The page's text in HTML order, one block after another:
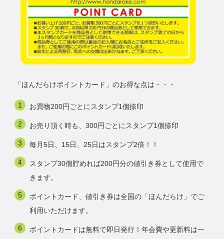
「ほんだらけポイントカード」のお得な点は・・・
お買物200円ごとにスタンプ1個捺印
お売り頂く時も、300円ごとにスタンプ1個捺印
毎月5日、15日、25日はスタンプ2倍！！
スタンプ30個貯めれば200円分の値引き券として使用で
きます。
ポイントカード、値引き券は全国の「ほんだらけ」でご
利用いただけます。
ポイントカードは無料で即日発行！年会費や更新料は一